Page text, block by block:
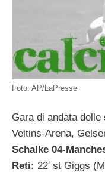
Foto: AP/LaPresse
Gara di andata
Veltins-Arena,
Schalke 04-
Reti: 22′ st Giggs